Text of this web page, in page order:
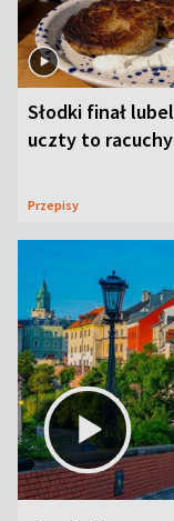
Słodki finał
uczty to
Przepisy